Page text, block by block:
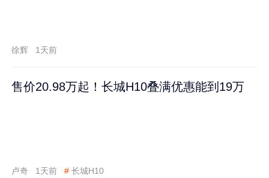
徐辉 1天前
售价20.98万起！长城H10叠满优惠能到19万
卢奇 1天前 # 长城H10